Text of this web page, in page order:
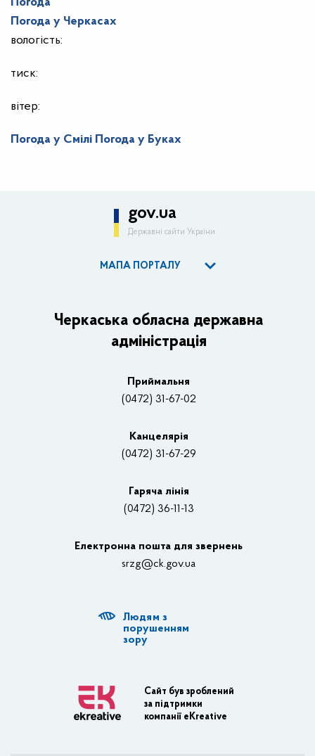
Погода у Черкасах
вологість:
тиск:
вітер:
Погода у Смілі Погода у Буках
gov.ua
Державні сайти України
МАПА ПОРТАЛУ
Керівництво адміністрації
Основні завдання та нормативно-правові засади
Нагороди
Контакти
Структурні підрозділи ОДА
Діяльність ОДА
Транспортна інфраструктура
Черкаська обласна державна
адміністрація
Приймальня
(0472) 31-67-02
Канцелярiя
(0472) 31-67-29
Гаряча лінія
(0472) 36-11-13
Електронна пошта для звернень
srzg@ck.gov.ua
Людям з
порушенням
зору
Сайт був зроблений
за підтримки
компанії eKreative